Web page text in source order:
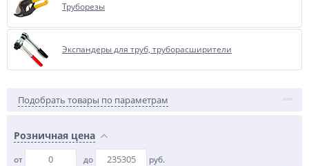
Труборезы
Экспандеры для труб, труборасширители
Подобрать товары по параметрам
Розничная цена
от до руб.